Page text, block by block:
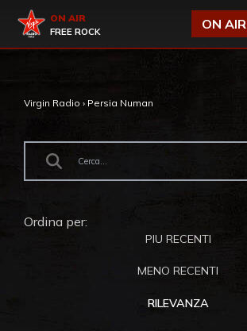
Virgin Radio
ON AIR
FREE ROCK
ON AIR
Virgin Radio › Persia Numan
Ordina per:
PIU RECENTI
MENO RECENTI
RILEVANZA